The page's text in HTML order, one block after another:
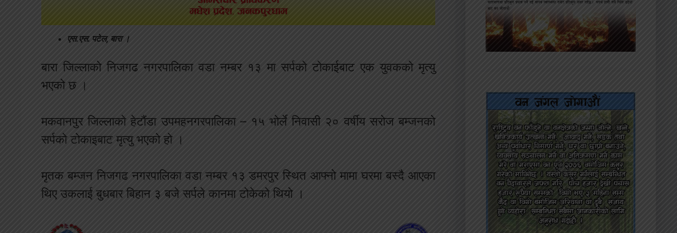
एस.एस. पटेल, बारा ।
बारा जिल्लाको निजगढ नगरपालिका वडा नम्बर १३ मा सर्पको टोकाईबाट एक युवकको मृत्यु
भएको छ ।
मकवानपुर जिल्लाको हेटौंडा उपमहनगरपालिका – १५ भोर्ले निवासी २० वर्षीय सरोज बम्जनको
सर्पको टोकाइबाट मृत्यु भएको हो ।
मृतक बम्जन निजगढ नगरपालिका वडा नम्बर १३ डमरपुर स्थित आफ्नो मामा घरमा बस्दै आएका
थिए उकलाई बुधबार बिहान ३ बजे सर्पले कानमा टोकेको थियो ।